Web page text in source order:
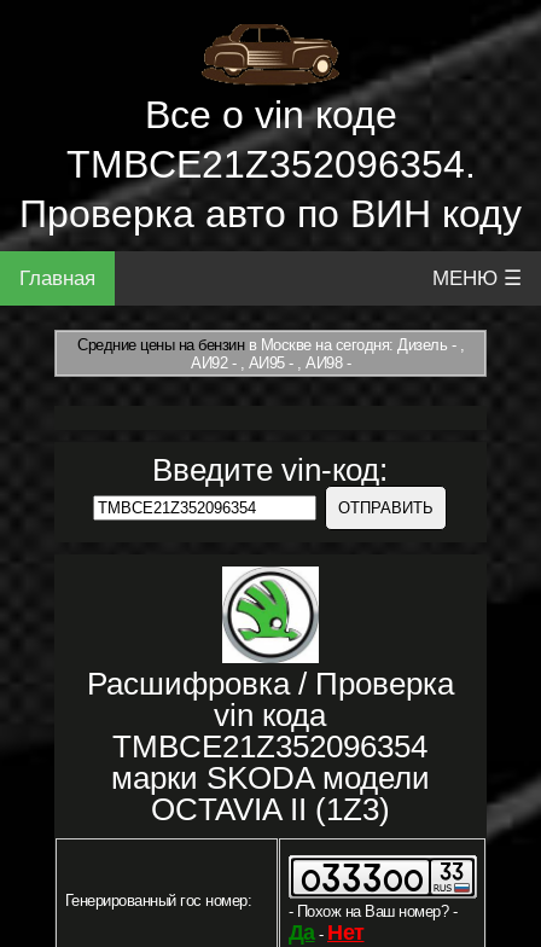
Все о vin коде
TMBCE21Z352096354.
Проверка авто по ВИН коду
Главная МЕНЮ ☰
Средние цены на бензинв Москве на сегодня: Дизель - ,
АИ92 - , АИ95 - , АИ98 -
Введите vin-код:
Расшифровка / Проверка
vin кода
TMBCE21Z352096354
марки SKODA модели
OCTAVIA II (1Z3)
Генерированный гос номер:
- Похож на Ваш номер? -
Да- Нет